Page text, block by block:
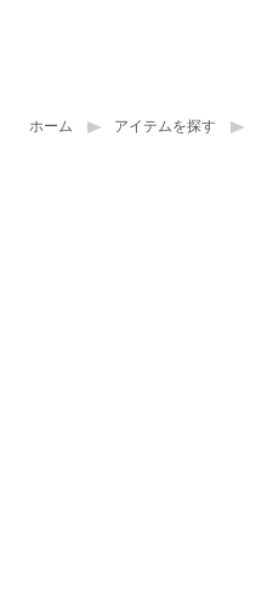
ホーム アイテムを探す